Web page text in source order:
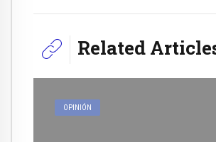
Related
OPINIÓN